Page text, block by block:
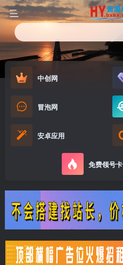
中创网
冒泡网
安卓应用
免费领号卡